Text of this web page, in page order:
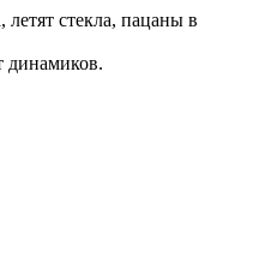
летят стекла, пацаны в
динамиков.